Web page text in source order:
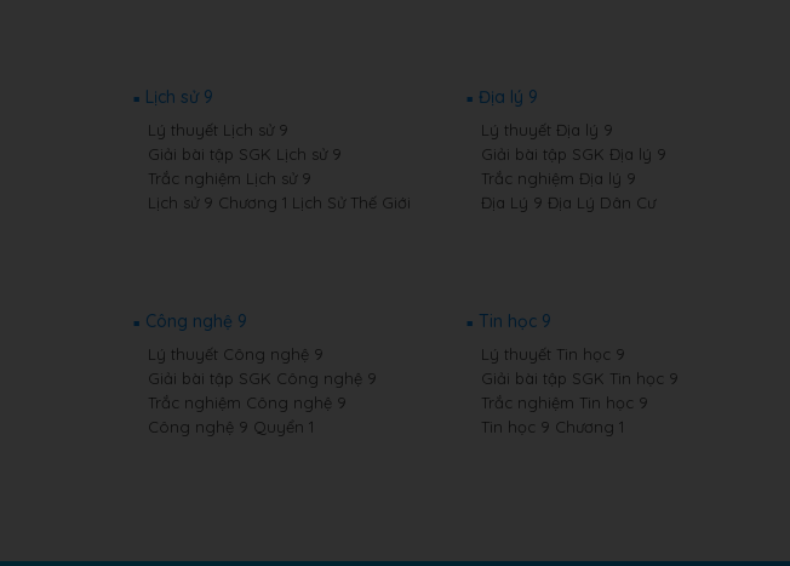
Lịch sử 9
Lý thuyết Lịch sử 9
Giải bài tập SGK Lịch sử 9
Trắc nghiệm Lịch sử 9
Lịch sử 9 Chương 1 Lịch Sử Thế Giới
Địa lý 9
Lý thuyết Địa lý 9
Giải bài tập SGK Địa lý 9
Trắc nghiệm Địa lý 9
Địa Lý 9 Địa Lý Dân Cư
Công nghệ 9
Lý thuyết Công nghệ 9
Giải bài tập SGK Công nghệ 9
Trắc nghiệm Công nghệ 9
Công nghệ 9 Quyển 1
Tin học 9
Lý thuyết Tin học 9
Giải bài tập SGK Tin học 9
Trắc nghiệm Tin học 9
Tin học 9 Chương 1